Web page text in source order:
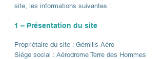
site, les informations suivantes :
1 – Présentation du site
Propriétaire du site : Gémilis Aéro
Siège social : Aérodrome Terre des Hommes